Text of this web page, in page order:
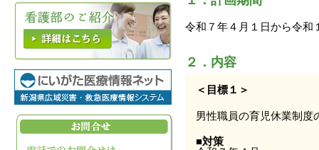
令和７年４月１日から令和
２．内容
＜目標１＞
男性職員の育児休業制度
■対策